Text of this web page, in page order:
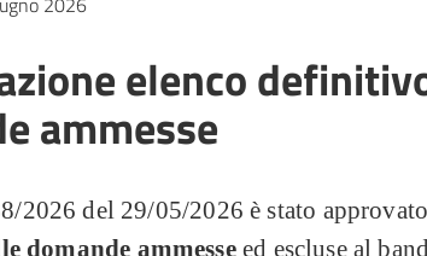
elenco
ammesse
2026 del 29/05/2026 è stato
domande ammesseed escluse al